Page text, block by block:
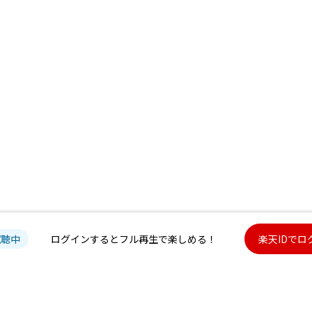
中 ログインするとフル再生で楽しめる！ 楽天IDでロ